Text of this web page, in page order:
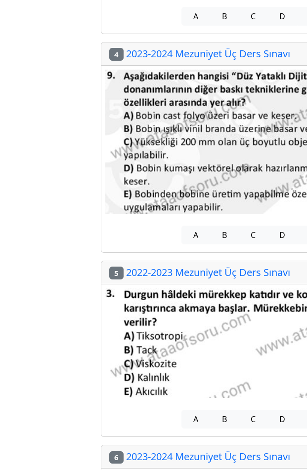
A B C D
4 2023-2024 Mezuniyet Üç Ders Sınavı
A B C D
5 2022-2023 Mezuniyet Üç Ders Sınavı
A B C D
6 2023-2024 Mezuniyet Üç Ders Sınavı